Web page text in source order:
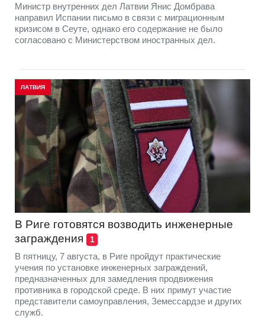
Министр внутренних дел Латвии Янис Домбрава
направил Испании письмо в связи с миграционным
кризисом в Сеуте, однако его содержание не было
согласовано с Министерством иностранных дел.
ЛАТВИЯ
В Риге готовятся возводить инженерные
заграждения
1
В пятницу, 7 августа, в Риге пройдут практические
учения по установке инженерных заграждений,
предназначенных для замедления продвижения
противника в городской среде. В них примут участие
представители самоуправления, Земессардзе и других
служб.